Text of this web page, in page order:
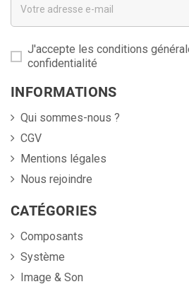
J'accepte les conditions
confidentialité
INFORMATIONS
Qui sommes-nous ?
CGV
Mentions légales
Nous rejoindre
CATÉGORIES
Composants
Système
Image & Son